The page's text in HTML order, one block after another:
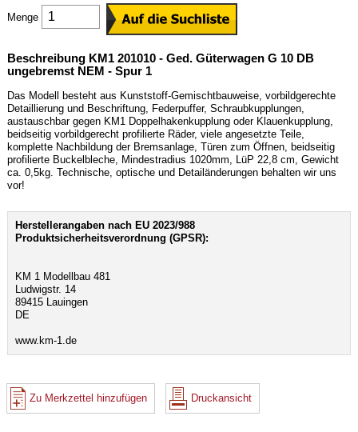
Menge
Beschreibung KM1 201010 - Ged. Güterwagen G 10 DB
ungebremst NEM - Spur 1
Das Modell besteht aus Kunststoff-Gemischtbauweise, vorbildgerechte
Detaillierung und Beschriftung, Federpuffer, Schraubkupplungen,
austauschbar gegen KM1 Doppelhakenkupplung oder Klauenkupplung,
beidseitig vorbildgerecht profilierte Räder, viele angesetzte Teile,
komplette Nachbildung der Bremsanlage, Türen zum Öffnen, beidseitig
profilierte Buckelbleche, Mindestradius 1020mm, LüP 22,8 cm, Gewicht
ca. 0,5kg. Technische, optische und Detailänderungen behalten wir uns
vor!
Herstellerangaben nach EU 2023/988
Produktsicherheitsverordnung (GPSR):
KM 1 Modellbau 481
Ludwigstr. 14
89415 Lauingen
DE
www.km-1.de
Zu Merkzettel hinzufügen Druckansicht